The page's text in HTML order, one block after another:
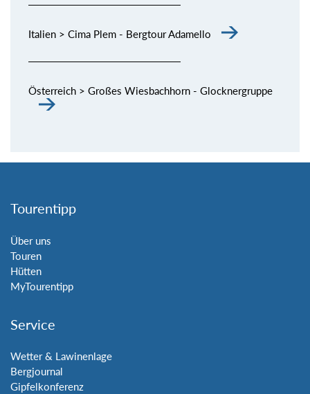
Italien > Cima Plem - Bergtour Adamello
Österreich > Großes Wiesbachhorn - Glocknergruppe
Tourentipp
Über uns
Touren
Hütten
MyTourentipp
Service
Wetter & Lawinenlage
Bergjournal
Gipfelkonferenz